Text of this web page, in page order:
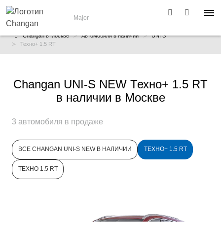
Major
Changan в Москве Автомобили в наличии
UNI S
Техно+ 1.5 RT
Changan UNI-S NEW Техно+ 1.5 RT
в наличии в Москве
3 автомобиля в продаже
ВСЕ CHANGAN UNI-S NEW В НАЛИЧИИ ТЕХНО+ 1.5 RT
ТЕХНО 1.5 RT